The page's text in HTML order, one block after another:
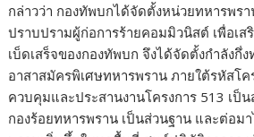
กล่าวว่า กองทัพบกได้จัดตั้งหน่วยทหารพร
ปราบปรามผู้ก่อการร้ายคอมมิวนิสต์ เพื่อเส
เบ็ดเสร็จของกองทัพบก จึงได้จัดตั้งกำลังกึ่
อาสาสมัครพิเศษทหารพราน ภายใต้รหัสโ
ควบคุมและประสานงานโครงการ 513 เ
กองร้อยทหารพราน เป็นส่วนฐาน และต่อม